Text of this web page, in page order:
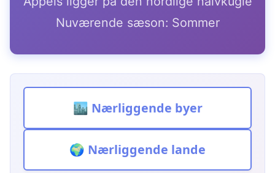
Nuværende sæson: Sommer
🏙️ Nærliggende byer
🌍 Nærliggende lande